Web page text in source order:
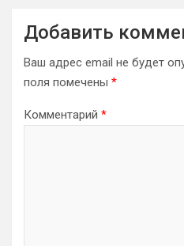
Добавить
Ваш адрес email не будет
поля помечены *
Комментарий *